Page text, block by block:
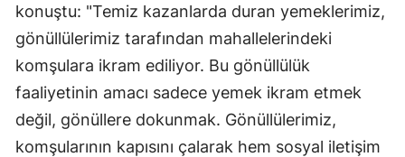
Kayseri
Kırklareli
Kırşehir
Kocaeli
konuştu: "Temiz kazanlarda duran yemeklerimiz,
gönüllülerimiz tarafından mahallelerindeki
komşulara ikram ediliyor. Bu gönüllülük
faaliyetinin amacı sadece yemek ikram etmek
değil, gönüllere dokunmak. Gönüllülerimiz,
komşularının kapısını çalarak hem sosyal iletişim